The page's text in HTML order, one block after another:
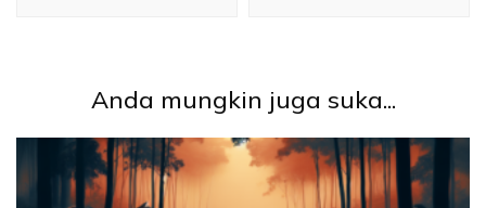
Anda mungkin juga suka...